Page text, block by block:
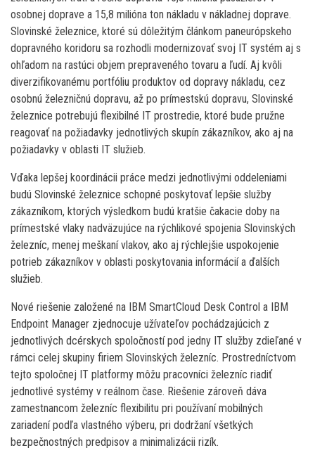
osobnej doprave a 15,8 milióna ton nákladu v nákladnej doprave.
Slovinské železnice, ktoré sú dôležitým článkom paneurópskeho
dopravného koridoru sa rozhodli modernizovať svoj IT systém aj s
ohľadom na rastúci objem prepraveného tovaru a ľudí. Aj kvôli
diverzifikovanému portfóliu produktov od dopravy nákladu, cez
osobnú železničnú dopravu, až po prímestskú dopravu, Slovinské
železnice potrebujú flexibilné IT prostredie, ktoré bude pružne
reagovať na požiadavky jednotlivých skupín zákazníkov, ako aj na
požiadavky v oblasti IT služieb.
Vďaka lepšej koordinácii práce medzi jednotlivými oddeleniami
budú Slovinské železnice schopné poskytovať lepšie služby
zákazníkom, ktorých výsledkom budú kratšie čakacie doby na
prímestské vlaky nadväzujúce na rýchlikové spojenia Slovinských
železníc, menej meškaní vlakov, ako aj rýchlejšie uspokojenie
potrieb zákazníkov v oblasti poskytovania informácií a ďalších
služieb.
Nové riešenie založené na IBM SmartCloud Desk Control a IBM
Endpoint Manager zjednocuje užívateľov pochádzajúcich z
jednotlivých dcérskych spoločností pod jedny IT služby zdieľané v
rámci celej skupiny firiem Slovinských železníc. Prostredníctvom
tejto spoločnej IT platformy môžu pracovníci železníc riadiť
jednotlivé systémy v reálnom čase. Riešenie zároveň dáva
zamestnancom železníc flexibilitu pri používaní mobilných
zariadení podľa vlastného výberu, pri dodržaní všetkých
bezpečnostných predpisov a minimalizácii rizík.